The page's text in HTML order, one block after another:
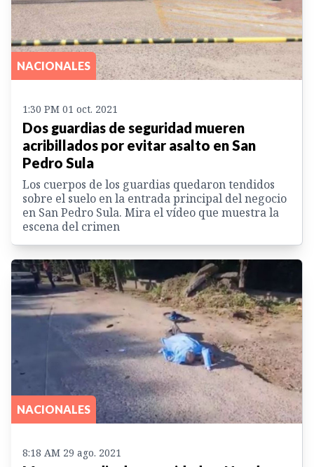
NACIONALES
1:30 PM 01 oct. 2021
Dos guardias de seguridad mueren
acribillados por evitar asalto en San
Pedro Sula
Los cuerpos de los guardias quedaron tendidos
sobre el suelo en la entrada principal del negocio
en San Pedro Sula. Mira el vídeo que muestra la
escena del crimen
NACIONALES
8:18 AM 29 ago. 2021